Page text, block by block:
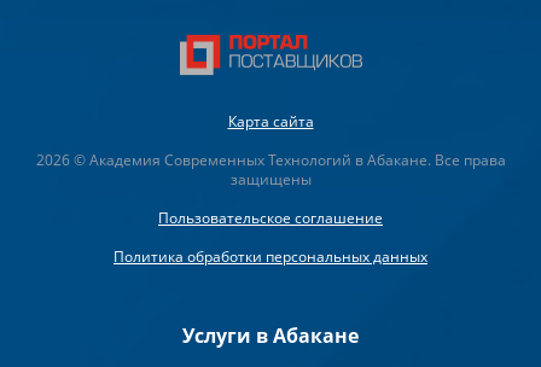
Карта сайта
2026 © Академия Современных Технологий в Абакане. Все права
защищены
Пользовательское соглашение
Политика обработки персональных данных
Услуги в Абакане